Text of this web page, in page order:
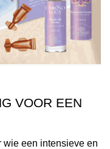
VOOR EEN
wie een intensieve en